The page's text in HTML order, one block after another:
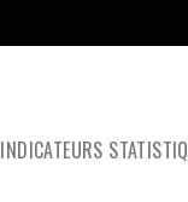
INDICATEURS